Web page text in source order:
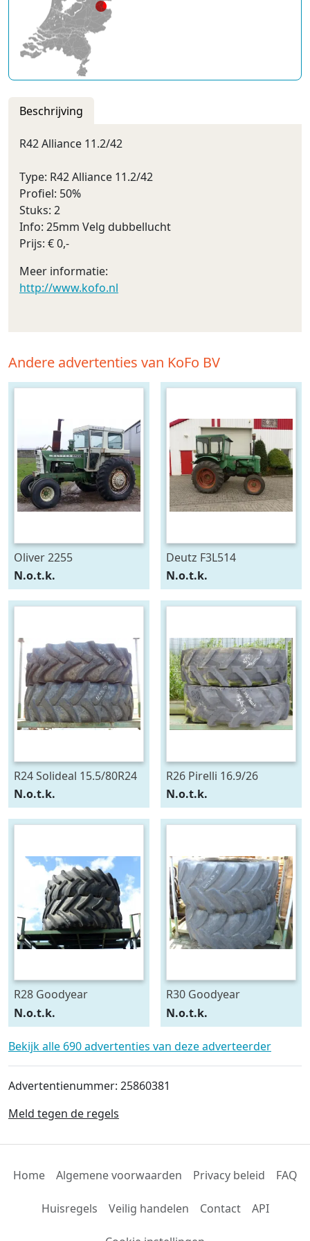
Beschrijving
R42 Alliance 11.2/42
Type: R42 Alliance 11.2/42
Profiel: 50%
Stuks: 2
Info: 25mm Velg dubbellucht
Prijs: € 0,-
Meer informatie:
http://www.kofo.nl
Andere advertenties van KoFo BV
Oliver 2255
N.o.t.k.
Deutz F3L514
N.o.t.k.
R24 Solideal 15.5/80R24
N.o.t.k.
R26 Pirelli 16.9/26
N.o.t.k.
R28 Goodyear
540/75R28
N.o.t.k.
R30 Goodyear
600/70R30
N.o.t.k.
Bekijk alle 690 advertenties van deze adverteerder
Advertentienummer: 25860381
Meld tegen de regels
Home Algemene voorwaarden Privacy beleid FAQ
Huisregels Veilig handelen Contact API